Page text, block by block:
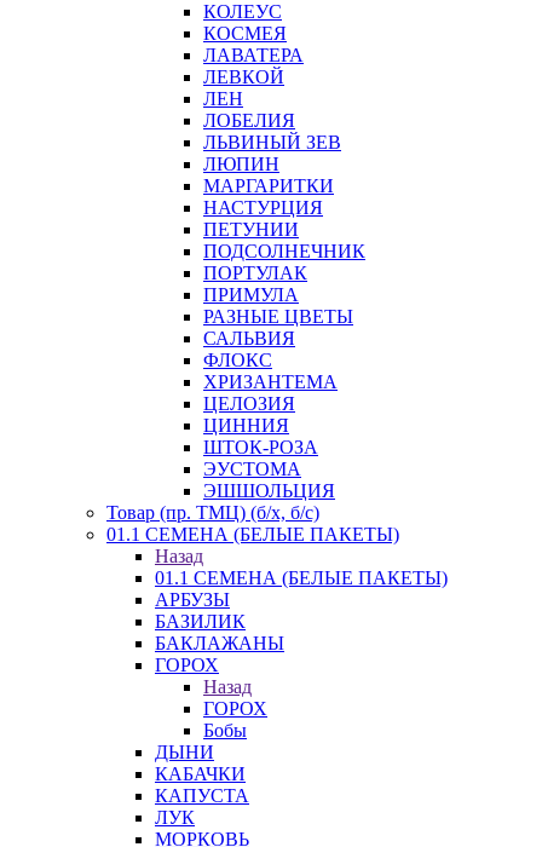
КОЛЕУС
КОСМЕЯ
ЛАВАТЕРА
ЛЕВКОЙ
ЛЕН
ЛОБЕЛИЯ
ЛЬВИНЫЙ ЗЕВ
ЛЮПИН
МАРГАРИТКИ
НАСТУРЦИЯ
ПЕТУНИИ
ПОДСОЛНЕЧНИК
ПОРТУЛАК
ПРИМУЛА
РАЗНЫЕ ЦВЕТЫ
САЛЬВИЯ
ФЛОКС
ХРИЗАНТЕМА
ЦЕЛОЗИЯ
ЦИННИЯ
ШТОК-РОЗА
ЭУСТОМА
ЭШШОЛЬЦИЯ
Товар (пр. ТМЦ) (б/х, б/с)
01.1 СЕМЕНА (БЕЛЫЕ ПАКЕТЫ)
Назад
01.1 СЕМЕНА (БЕЛЫЕ ПАКЕТЫ)
АРБУЗЫ
БАЗИЛИК
БАКЛАЖАНЫ
ГОРОХ
Назад
ГОРОХ
Бобы
ДЫНИ
КАБАЧКИ
КАПУСТА
ЛУК
МОРКОВЬ